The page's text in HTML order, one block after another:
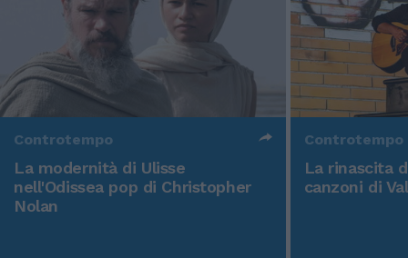
Controtempo
La modernità di Ulisse
nell'Odissea pop di Christopher
Nolan
Controtempo
La rinascita
canzoni di